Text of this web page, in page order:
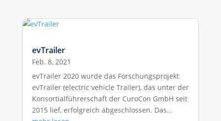
evTrailer
Feb. 8, 2021
evTrailer 2020 wurde das Forschungsprojekt
evTrailer (electric vehicle Trailer), das unter der
Konsortialführerschaft der CuroCon GmbH seit
2015 lief, erfolgreich abgeschlossen. Das...